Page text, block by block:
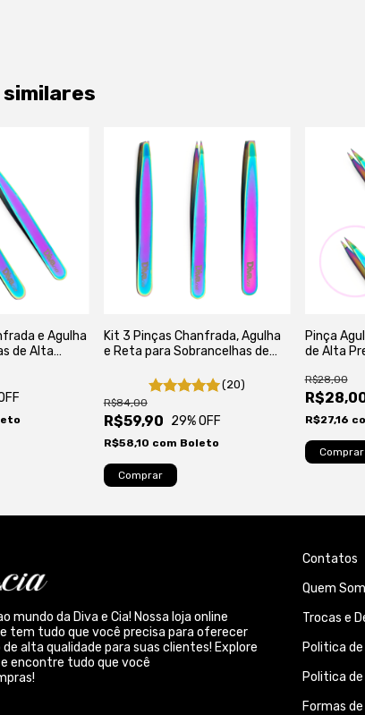
e Agulha
de Alta
Kit 3 Pinças Chanfrada, Agulha
e Reta para Sobrancelhas de
(20)
R$59,90
R$84,00
29% OFF
R$58,10 com Boleto
Pinça
de Alta
R$28,00
R$27,16
mundo da Diva e Cia! Nossa loja online
tem tudo que você precisa para oferecer
alta qualidade para suas clientes! Explore
encontre tudo que você
Contatos
Quem
Trocas e
Politica
Politica
Formas